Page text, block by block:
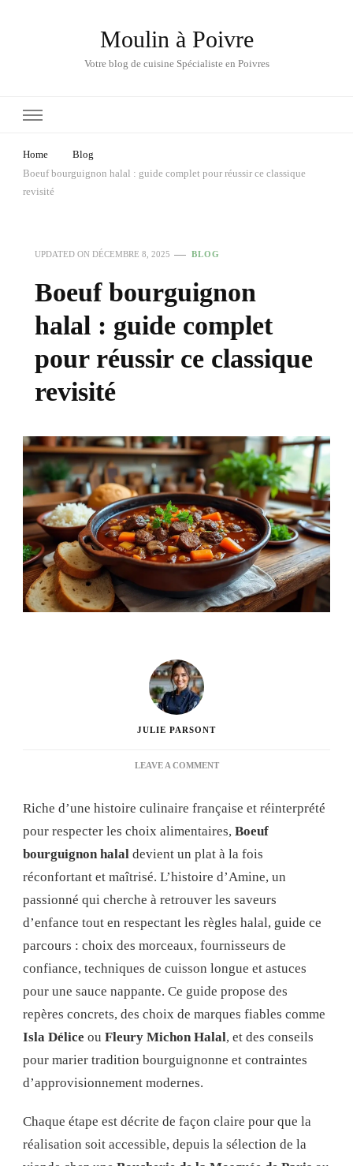
Moulin à Poivre
Votre blog de cuisine Spécialiste en Poivres
Home
Blog
Boeuf bourguignon halal : guide complet pour réussir ce classique
revisité
UPDATED ON DÉCEMBRE 8, 2025 BLOG
Boeuf bourguignon
halal : guide complet
pour réussir ce classique
revisité
JULIE PARSONT
LEAVE A COMMENTON
HALAL
GUIDE
COMPLET
RÉUSSIR
CE
REVISITÉ
Riche d’une histoire culinaire française et réinterprété
pour respecter les choix alimentaires, Boeuf
bourguignon halal devient un plat à la fois
réconfortant et maîtrisé. L’histoire d’Amine, un
passionné qui cherche à retrouver les saveurs
d’enfance tout en respectant les règles halal, guide ce
parcours : choix des morceaux, fournisseurs de
confiance, techniques de cuisson longue et astuces
pour une sauce nappante. Ce guide propose des
repères concrets, des choix de marques fiables comme
Isla Délice ou Fleury Michon Halal, et des conseils
pour marier tradition bourguignonne et contraintes
d’approvisionnement modernes.
Chaque étape est décrite de façon claire pour que la
réalisation soit accessible, depuis la sélection de la